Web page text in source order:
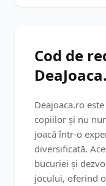
Cod de
Deajoaca.ro
copiilor și nu
joacă într-o
diversificată.
bucuriei și
jocului, oferind